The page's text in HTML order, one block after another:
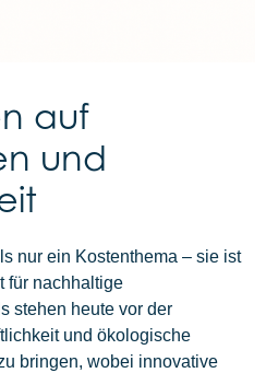
auf
und
nur ein Kostenthema – sie ist
für nachhaltige
stehen heute vor der
und ökologische
bringen, wobei innovative